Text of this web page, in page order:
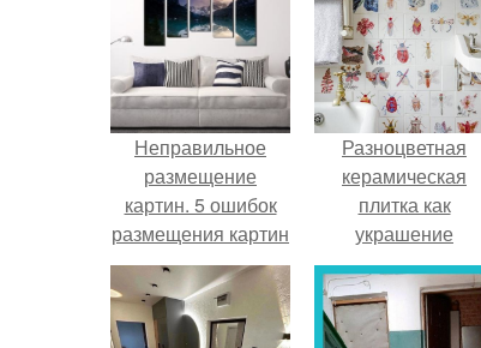
Неправильное
размещение
картин. 5 ошибок
размещения картин
на стенах
Разноцветная
керамическая
плитка как
украшение
интерьера.